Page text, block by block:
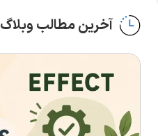
آخرین مطالب وبلاگ